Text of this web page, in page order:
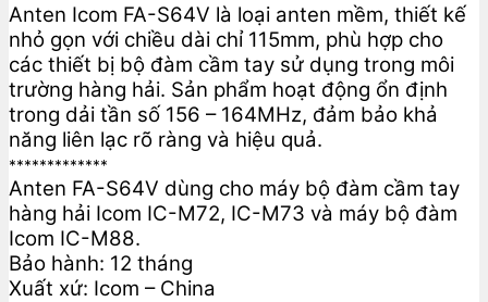
Anten Icom FA-S64V là loại anten mềm, thiết kế
nhỏ gọn với chiều dài chỉ 115mm, phù hợp cho
các thiết bị bộ đàm cầm tay sử dụng trong môi
trường hàng hải. Sản phẩm hoạt động ổn định
trong dải tần số 156 – 164MHz, đảm bảo khả
năng liên lạc rõ ràng và hiệu quả.
*************
Anten FA-S64V dùng cho máy bộ đàm cầm tay
hàng hải Icom IC-M72, IC-M73 và máy bộ đàm
Icom IC-M88.
Bảo hành: 12 tháng
Xuất xứ: Icom – China